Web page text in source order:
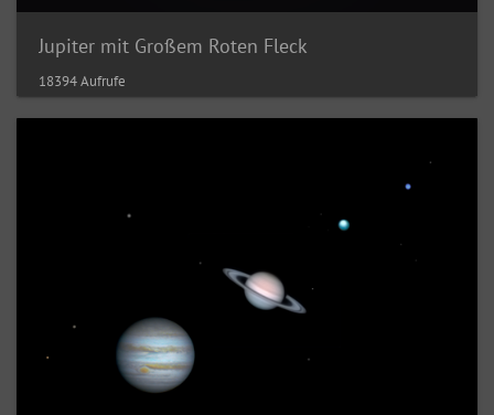
Jupiter mit Großem Roten Fleck
18394 Aufrufe